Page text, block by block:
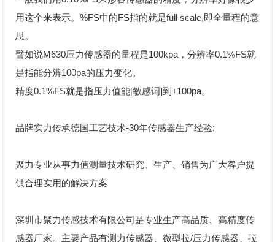
用这个来表示。%FS中的FS指的就是full scale,即全量程的意
思。
譬如说M630压力传感器的量程是100kpa，分辨率0.1%FS就
是指能分辨100pa的压力变化。
精度0.1%FS就是指压力值能[敏感词]到±100pa。
品牌实力传承德国工艺技术-30年传感器生产经验;
聚力专业从事力值测量技术研究、生产、销售为广大客户提
供合理实用的解决方案
深圳市聚力传感技术有限公司是专业生产高品质、高精度传
感器厂家。主要产品有测力传感器、微型拉/压力传感器、拉